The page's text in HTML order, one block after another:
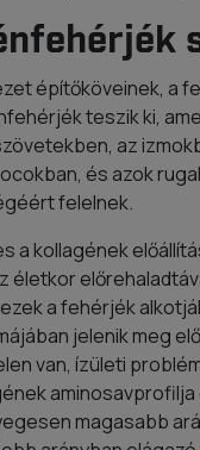
építőköveinek, a
teszik ki,
az
és azok
felelnek.
a kollagének
életkor
a fehérjék
jelenik meg
van, ízületi
magasabb